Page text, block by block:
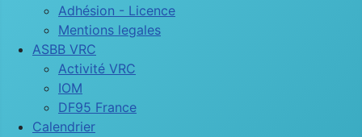
Adhésion - Licence
Mentions legales
ASBB VRC
Activité VRC
IOM
DF95 France
Calendrier